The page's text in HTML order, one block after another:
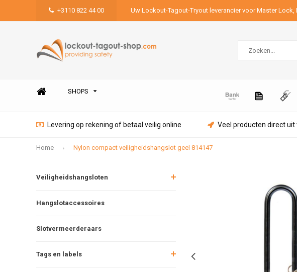
+3110 822 44 00 Uw Lockout-Tagout-Tryout leverancier voor Master Lock,
SHOPS
Levering op rekening of betaal veilig online Veel producten direct
Home Nylon compact veiligheidshangslot geel 814147
Veiligheidshangsloten
Hangslotaccessoires
Slotvermeerderaars
Tags en labels